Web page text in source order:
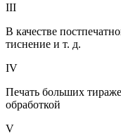
III
В качестве
тиснение и т. д.
IV
Печать больших
обработкой
V